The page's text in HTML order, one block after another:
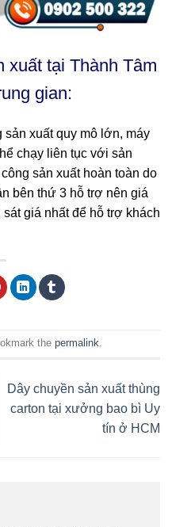
xuất tại Thành Tâm
gian:
sản xuất quy mô lớn, máy
chạy liên tục với sản
sản xuất hoàn toàn do
bên thứ 3 hỗ trợ nên giá
giá nhất để hỗ trợ khách
the permalink.
Dây chuyền sản xuất thùng
carton tại xưởng bao bì Uy
tín ở HCM